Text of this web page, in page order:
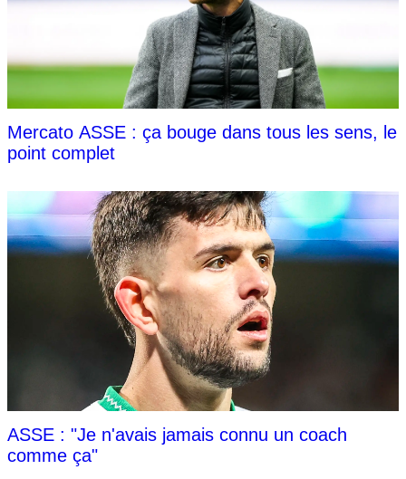
Mercato ASSE : ça bouge dans tous les sens, le
point complet
ASSE : "Je n'avais jamais connu un coach
comme ça"